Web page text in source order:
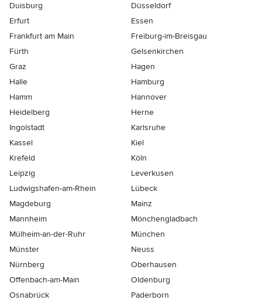
Duisburg
Düsseldorf
Erfurt
Essen
Frankfurt am Main
Freiburg-im-Breisgau
Fürth
Gelsenkirchen
Graz
Hagen
Halle
Hamburg
Hamm
Hannover
Heidelberg
Herne
Ingolstadt
Karlsruhe
Kassel
Kiel
Krefeld
Köln
Leipzig
Leverkusen
Ludwigshafen-am-Rhein
Lübeck
Magdeburg
Mainz
Mannheim
Mönchen­gladbach
Mülheim-an-der-Ruhr
München
Münster
Neuss
Nürnberg
Oberhausen
Offenbach-am-Main
Oldenburg
Osnabrück
Paderborn